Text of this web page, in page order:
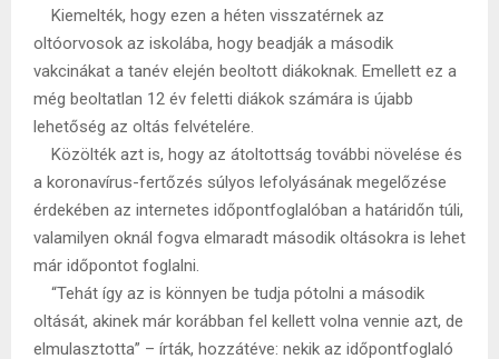
Kiemelték, hogy ezen a héten visszatérnek az
oltóorvosok az iskolába, hogy beadják a második
vakcinákat a tanév elején beoltott diákoknak. Emellett ez a
még beoltatlan 12 év feletti diákok számára is újabb
lehetőség az oltás felvételére.
Közölték azt is, hogy az átoltottság további növelése és
a koronavírus-fertőzés súlyos lefolyásának megelőzése
érdekében az internetes időpontfoglalóban a határidőn túli,
valamilyen oknál fogva elmaradt második oltásokra is lehet
már időpontot foglalni.
“Tehát így az is könnyen be tudja pótolni a második
oltását, akinek már korábban fel kellett volna vennie azt, de
elmulasztotta” – írták, hozzátéve: nekik az időpontfoglaló